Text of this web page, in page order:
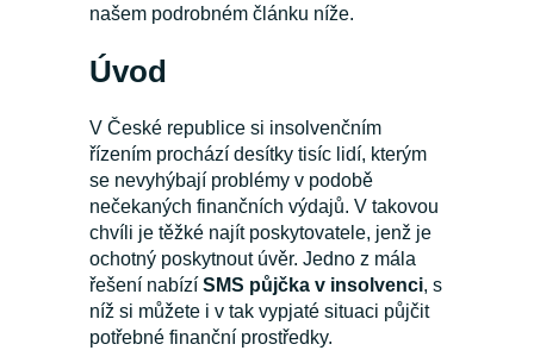
našem podrobném článku níže.
Úvod
V České republice si insolvenčním
řízením prochází desítky tisíc lidí, kterým
se nevyhýbají problémy v podobě
nečekaných finančních výdajů. V takovou
chvíli je těžké najít poskytovatele, jenž je
ochotný poskytnout úvěr. Jedno z mála
řešení nabízíSMS půjčka v insolvenci, s
níž si můžete i v tak vypjaté situaci půjčit
potřebné finanční prostředky.